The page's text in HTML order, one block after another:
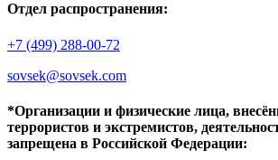
Отдел распространения:
+7 (499) 288-00-72
sovsek@sovsek.com
*Организации и физические лица,
террористов и экстремистов,
запрещена в Российской Федерации: